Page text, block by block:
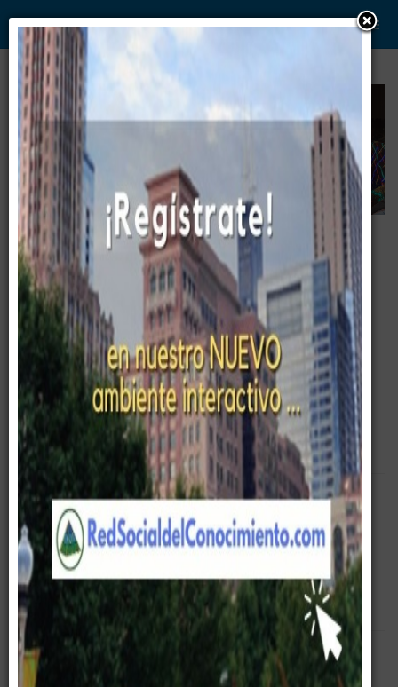
WWW. PABLO G PAEZ .COM
www . piramide digital . com
Entrenamiento
2019-05-13 / Estrategias Efectivas de
Negociación ©
Empty
Pirámide Digital Entrenamiento Corporativo Cursos
Estrategia
Negociacion
Servicios Equipo Gerencial